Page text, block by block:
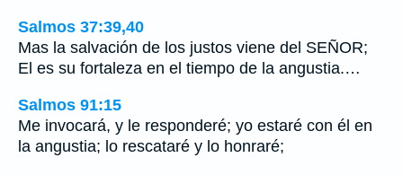
Salmos 37:39,40
Mas la salvación de los justos viene del SEÑOR;
El es su fortaleza en el tiempo de la angustia.…
Salmos 91:15
Me invocará, y le responderé; yo estaré con él en
la angustia; lo rescataré y lo honraré;